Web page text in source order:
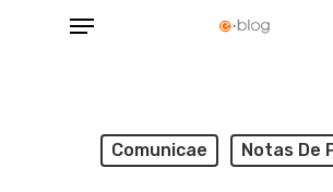
Menu
Comunicae Notas De